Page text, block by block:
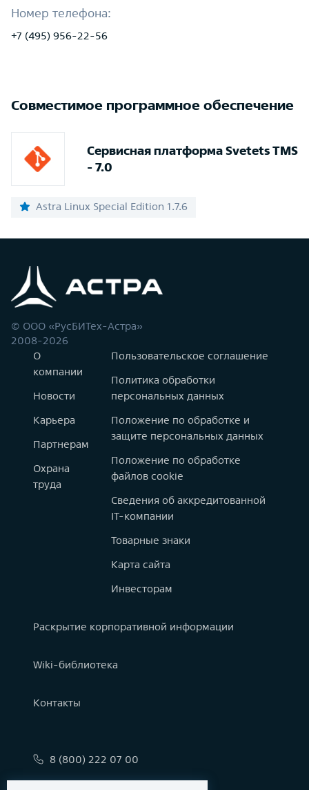
Номер телефона:
+7 (495) 956-22-56
Совместимое программное обеспечение
Сервисная платформа Svetets TMS
- 7.0
Astra Linux Special Edition 1.7.6
© ООО «РусБИТех-Астра»
2008-2026
О
компании
Новости
Карьера
Партнерам
Охрана
труда
Пользовательское соглашение
Политика обработки
персональных данных
Положение по обработке и
защите персональных данных
Положение по обработке
файлов cookie
Сведения об аккредитованной
IT-компании
Товарные знаки
Карта сайта
Инвесторам
Раскрытие корпоративной информации
Wiki-библиотека
Контакты
8 (800) 222 07 00